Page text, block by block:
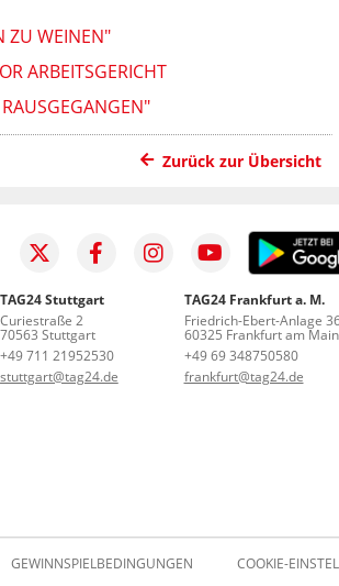
ZU WEINEN"
ARBEITSGERICHT
Zurück zur Übersicht
TAG24 Stuttgart
Curiestraße 2
70563 Stuttgart
+49 711 21952530
stuttgart@tag24.de
TAG24 Frankfurt a. M.
Friedrich-Ebert-Anlage
60325 Frankfurt am Main
+49 69 348750580
frankfurt@tag24.de
GEWINNSPIELBEDINGUNGEN COOKIE-